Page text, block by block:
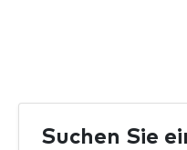
Suchen Sie